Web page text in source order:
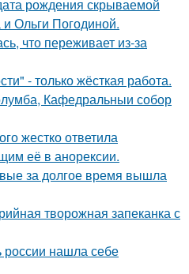
рождения скрываемой
Ольги Погодиной.
что переживает из-за
- только жёсткая работа.
Кафедральныи собор
жестко ответила
её в анорексии.
за долгое время вышла
творожная запеканка с
нашла себе